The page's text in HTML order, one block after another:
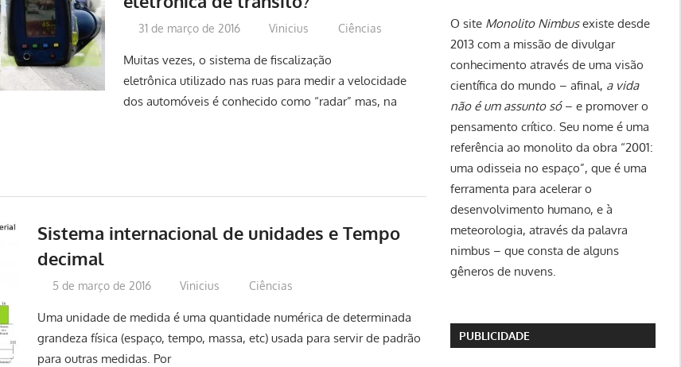
31 de março de 2016 Vinicius Ciências
Muitas vezes, o sistema de fiscalização
eletrônica utilizado nas ruas para medir a velocidade
dos automóveis é conhecido como “radar” mas, na
Sistema internacional de unidades e Tempo
decimal
5 de março de 2016 Vinicius Ciências
Uma unidade de medida é uma quantidade numérica de determinada
grandeza física (espaço, tempo, massa, etc) usada para servir de padrão
para outras medidas. Por
O site Monolito Nimbusexiste desde
2013 com a missão de divulgar
conhecimento através de uma visão
científica do mundo – afinal, a vida
não é um assunto só– e promover o
pensamento crítico. Seu nome é uma
referência ao monolito da obra “2001:
uma odisseia no espaço”, que é uma
ferramenta para acelerar o
desenvolvimento humano, e à
meteorologia, através da palavra
nimbus – que consta de alguns
gêneros de nuvens.
PUBLICIDADE